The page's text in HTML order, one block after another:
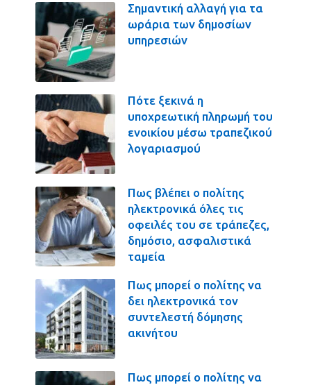
Σημαντική αλλαγή για τα
ωράρια των δημοσίων
υπηρεσιών
Πότε ξεκινά η
υποχρεωτική πληρωμή του
ενοικίου μέσω τραπεζικού
λογαριασμού
Πως βλέπει ο πολίτης
ηλεκτρονικά όλες τις
οφειλές του σε τράπεζες,
δημόσιο, ασφαλιστικά
ταμεία
Πως μπορεί ο πολίτης να
δει ηλεκτρονικά τον
συντελεστή δόμησης
ακινήτου
Πως μπορεί ο πολίτης να